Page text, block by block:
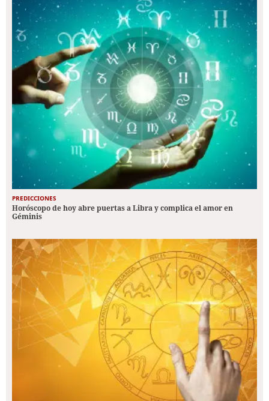
PREDICCIONES
Horóscopo de hoy abre puertas a Libra y complica el amor en
Géminis